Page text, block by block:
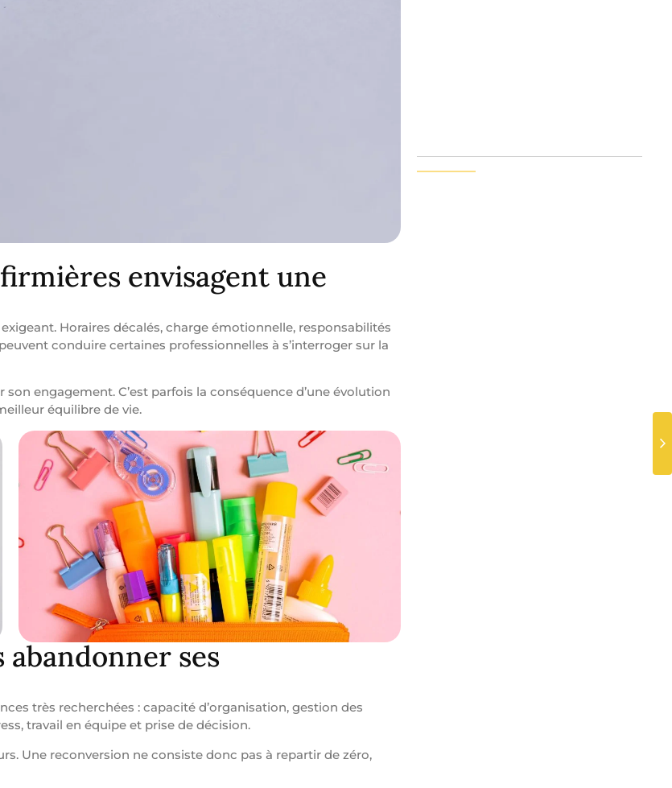
envisagent une
Horaires décalés, charge émotionnelle, responsabilités
conduire certaines professionnelles à s’interroger sur la
engagement. C’est parfois la conséquence d’une évolution
équilibre de vie.
ses
très recherchées : capacité d’organisation, gestion des
travail en équipe et prise de décision.
Une reconversion ne consiste donc pas à repartir de zéro,
juillet 3, 2026